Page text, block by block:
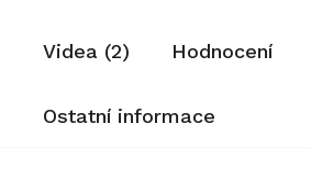
Videa (2) Hodnocení
Ostatní informace